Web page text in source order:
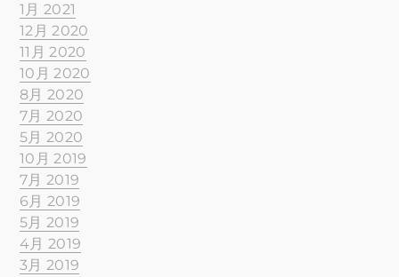
1月 2021
12月 2020
11月 2020
10月 2020
8月 2020
7月 2020
5月 2020
10月 2019
7月 2019
6月 2019
5月 2019
4月 2019
3月 2019